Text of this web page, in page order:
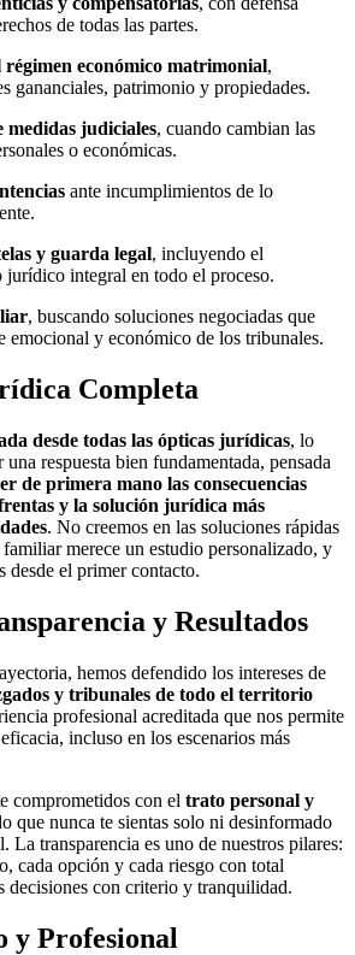
de todas las partes.
económico matrimonial,
gananciales, patrimonio y propiedades.
medidas judiciales, cuando cambian las
o económicas.
ante incumplimientos de lo
y guarda legal, incluyendo el
jurídico integral en todo el proceso.
, buscando soluciones negociadas que
emocional y económico de los tribunales.
Completa
desde todas las ópticas jurídicas, lo
respuesta bien fundamentada, pensada
de primera mano las consecuencias
y la solución jurídica más
. No creemos en las soluciones rápidas
merece un estudio personalizado, y
desde el primer contacto.
y Resultados
hemos defendido los intereses de
y tribunales de todo el territorio
profesional acreditada que nos permite
incluso en los escenarios más
comprometidos con el trato personal y
que nunca te sientas solo ni desinformado
La transparencia es uno de nuestros pilares:
cada opción y cada riesgo con total
decisiones con criterio y tranquilidad.
y Profesional